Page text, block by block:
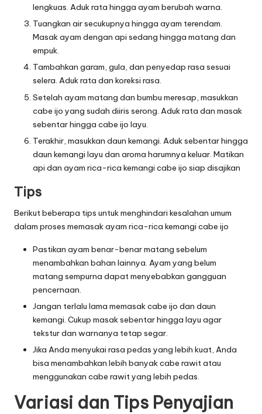
lengkuas. Aduk rata hingga ayam berubah warna.
Tuangkan air secukupnya hingga ayam terendam.
Masak ayam dengan api sedang hingga matang dan
empuk.
Tambahkan garam, gula, dan penyedap rasa sesuai
selera. Aduk rata dan koreksi rasa.
Setelah ayam matang dan bumbu meresap, masukkan
cabe ijo yang sudah diiris serong. Aduk rata dan masak
sebentar hingga cabe ijo layu.
Terakhir, masukkan daun kemangi. Aduk sebentar hingga
daun kemangi layu dan aroma harumnya keluar. Matikan
api dan ayam rica-rica kemangi cabe ijo siap disajikan
Tips
Berikut beberapa tips untuk menghindari kesalahan umum
dalam proses memasak ayam rica-rica kemangi cabe ijo
Pastikan ayam benar-benar matang sebelum
menambahkan bahan lainnya. Ayam yang belum
matang sempurna dapat menyebabkan gangguan
pencernaan.
Jangan terlalu lama memasak cabe ijo dan daun
kemangi. Cukup masak sebentar hingga layu agar
tekstur dan warnanya tetap segar.
Jika Anda menyukai rasa pedas yang lebih kuat, Anda
bisa menambahkan lebih banyak cabe rawit atau
menggunakan cabe rawit yang lebih pedas.
Variasi dan Tips Penyajian